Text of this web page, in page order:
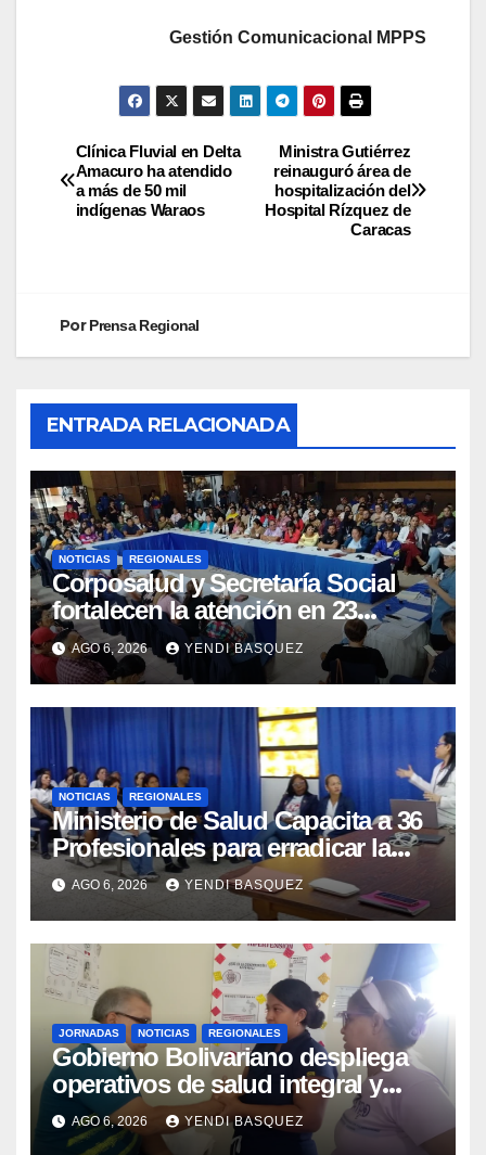
Gestión Comunicacional MPPS
Ministra Gutiérrez
reinauguró área de
hospitalización del
Hospital Rízquez de
Caracas
Clínica Fluvial en Delta
Amacuro ha atendido
a más de 50 mil
indígenas Waraos
PorPrensa Regional
ENTRADA RELACIONADA
NOTICIAS REGIONALES
Corposalud y Secretaría Social
fortalecen la atención en 23
municipios
AGO 6, 2026 YENDI BASQUEZ
NOTICIAS REGIONALES
Ministerio de Salud Capacita a 36
Profesionales para erradicar la
Tuberculosis en Yaracuy
AGO 6, 2026 YENDI BASQUEZ
JORNADAS NOTICIAS REGIONALES
Gobierno Bolivariano despliega
operativos de salud integral y
protección social en los
municipios Sucre y Mario Briceño
AGO 6, 2026 YENDI BASQUEZ